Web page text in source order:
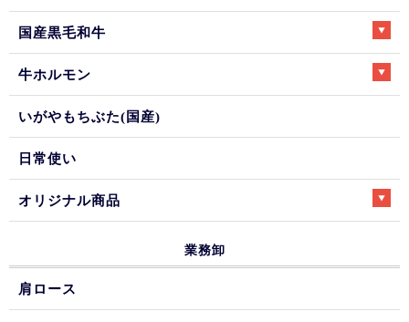
国産黒毛和牛
牛ホルモン
いがやもちぶた(国産)
日常使い
オリジナル商品
業務卸
肩ロース